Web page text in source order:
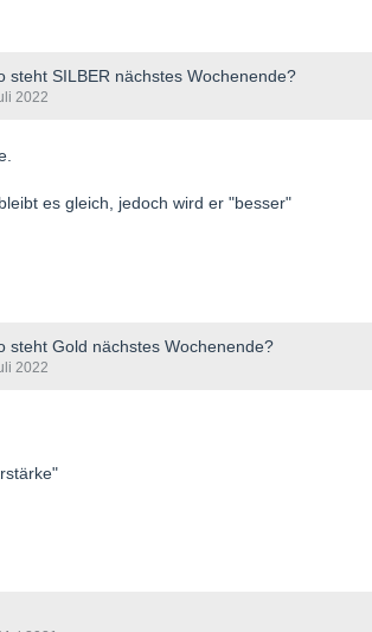
steht SILBER nächstes Wochenende?
2022
es gleich, jedoch wird er "besser"
steht Gold nächstes Wochenende?
2022